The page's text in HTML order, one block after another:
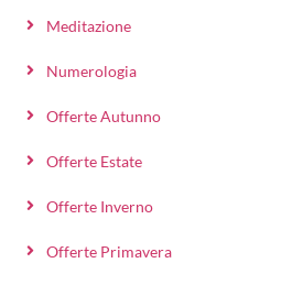
Meditazione
Numerologia
Offerte Autunno
Offerte Estate
Offerte Inverno
Offerte Primavera